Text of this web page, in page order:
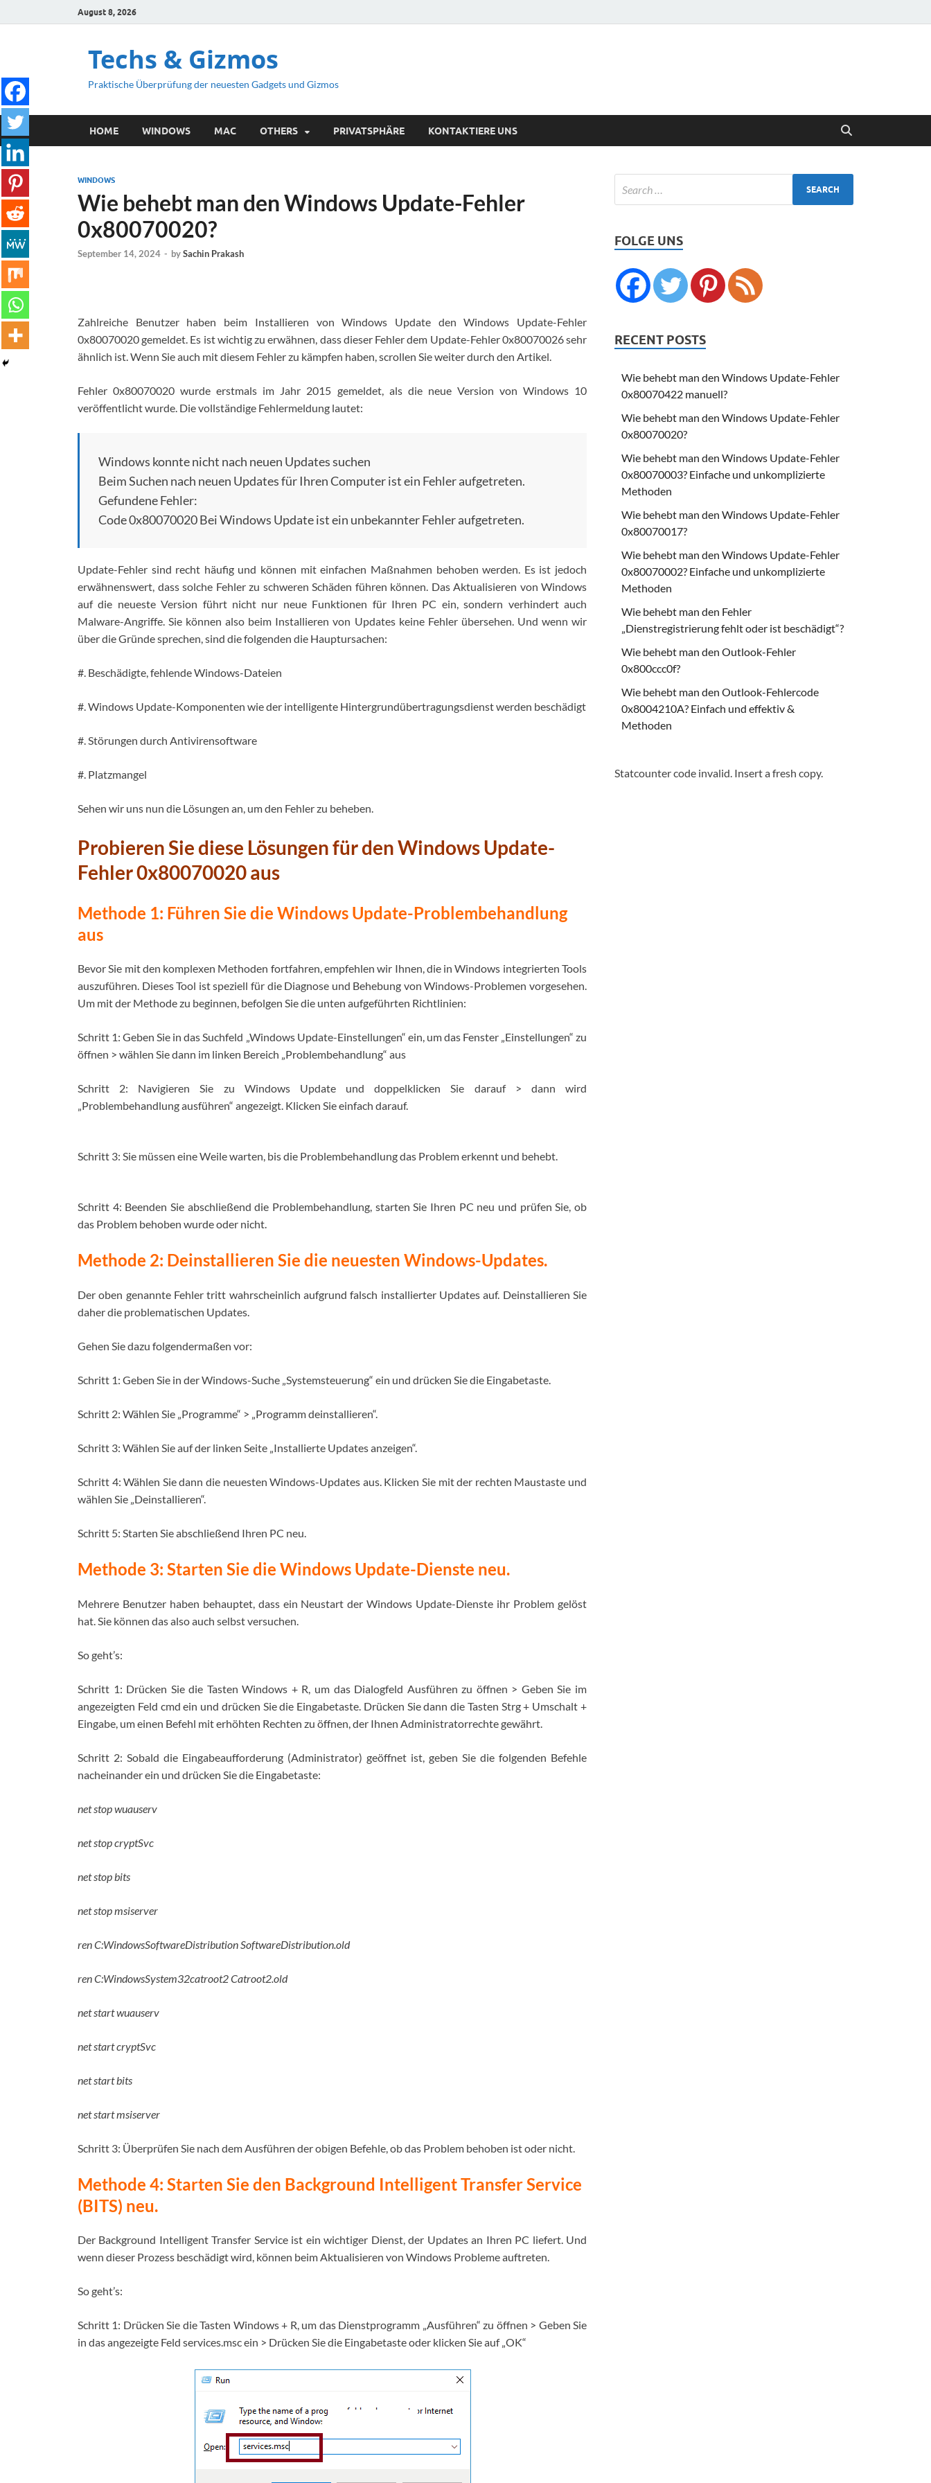
August 8, 2026
Techs & Gizmos
Praktische Überprüfung der neuesten Gadgets und Gizmos
HOME WINDOWS MAC OTHERS PRIVATSPHÄRE KONTAKTIERE UNS
WINDOWS
Wie behebt man den Windows Update-Fehler
0x80070020?
September 14, 2024 - bySachin Prakash
Zahlreiche Benutzer haben beim Installieren von Windows Update den Windows Update-Fehler
0x80070020 gemeldet. Es ist wichtig zu erwähnen, dass dieser Fehler dem Update-Fehler 0x80070026 sehr
ähnlich ist. Wenn Sie auch mit diesem Fehler zu kämpfen haben, scrollen Sie weiter durch den Artikel.
Fehler 0x80070020 wurde erstmals im Jahr 2015 gemeldet, als die neue Version von Windows 10
veröffentlicht wurde. Die vollständige Fehlermeldung lautet:
Windows konnte nicht nach neuen Updates suchen
Beim Suchen nach neuen Updates für Ihren Computer ist ein Fehler aufgetreten.
Gefundene Fehler:
Code 0x80070020 Bei Windows Update ist ein unbekannter Fehler aufgetreten.
Update-Fehler sind recht häufig und können mit einfachen Maßnahmen behoben werden. Es ist jedoch
erwähnenswert, dass solche Fehler zu schweren Schäden führen können. Das Aktualisieren von Windows
auf die neueste Version führt nicht nur neue Funktionen für Ihren PC ein, sondern verhindert auch
Malware-Angriffe. Sie können also beim Installieren von Updates keine Fehler übersehen. Und wenn wir
über die Gründe sprechen, sind die folgenden die Hauptursachen:
#. Beschädigte, fehlende Windows-Dateien
#. Windows Update-Komponenten wie der intelligente Hintergrundübertragungsdienst werden beschädigt
#. Störungen durch Antivirensoftware
#. Platzmangel
Sehen wir uns nun die Lösungen an, um den Fehler zu beheben.
Probieren Sie diese Lösungen für den Windows Update-
Fehler 0x80070020 aus
Methode 1: Führen Sie die Windows Update-Problembehandlung
aus
Bevor Sie mit den komplexen Methoden fortfahren, empfehlen wir Ihnen, die in Windows integrierten Tools
auszuführen. Dieses Tool ist speziell für die Diagnose und Behebung von Windows-Problemen vorgesehen.
Um mit der Methode zu beginnen, befolgen Sie die unten aufgeführten Richtlinien:
Schritt 1: Geben Sie in das Suchfeld „Windows Update-Einstellungen“ ein, um das Fenster „Einstellungen“ zu
öffnen > wählen Sie dann im linken Bereich „Problembehandlung“ aus
Schritt 2: Navigieren Sie zu Windows Update und doppelklicken Sie darauf > dann wird
„Problembehandlung ausführen“ angezeigt. Klicken Sie einfach darauf.
Schritt 3: Sie müssen eine Weile warten, bis die Problembehandlung das Problem erkennt und behebt.
Schritt 4: Beenden Sie abschließend die Problembehandlung, starten Sie Ihren PC neu und prüfen Sie, ob
das Problem behoben wurde oder nicht.
Methode 2: Deinstallieren Sie die neuesten Windows-Updates.
Der oben genannte Fehler tritt wahrscheinlich aufgrund falsch installierter Updates auf. Deinstallieren Sie
daher die problematischen Updates.
Gehen Sie dazu folgendermaßen vor:
Schritt 1: Geben Sie in der Windows-Suche „Systemsteuerung“ ein und drücken Sie die Eingabetaste.
Schritt 2: Wählen Sie „Programme“ > „Programm deinstallieren“.
Schritt 3: Wählen Sie auf der linken Seite „Installierte Updates anzeigen“.
Schritt 4: Wählen Sie dann die neuesten Windows-Updates aus. Klicken Sie mit der rechten Maustaste und
wählen Sie „Deinstallieren“.
Schritt 5: Starten Sie abschließend Ihren PC neu.
Methode 3: Starten Sie die Windows Update-Dienste neu.
Mehrere Benutzer haben behauptet, dass ein Neustart der Windows Update-Dienste ihr Problem gelöst
hat. Sie können das also auch selbst versuchen.
So geht’s:
Schritt 1: Drücken Sie die Tasten Windows + R, um das Dialogfeld Ausführen zu öffnen > Geben Sie im
angezeigten Feld cmd ein und drücken Sie die Eingabetaste. Drücken Sie dann die Tasten Strg + Umschalt +
Eingabe, um einen Befehl mit erhöhten Rechten zu öffnen, der Ihnen Administratorrechte gewährt.
Schritt 2: Sobald die Eingabeaufforderung (Administrator) geöffnet ist, geben Sie die folgenden Befehle
nacheinander ein und drücken Sie die Eingabetaste:
net stop wuauserv
net stop cryptSvc
net stop bits
net stop msiserver
ren C:WindowsSoftwareDistribution SoftwareDistribution.old
ren C:WindowsSystem32catroot2 Catroot2.old
net start wuauserv
net start cryptSvc
net start bits
net start msiserver
Schritt 3: Überprüfen Sie nach dem Ausführen der obigen Befehle, ob das Problem behoben ist oder nicht.
Methode 4: Starten Sie den Background Intelligent Transfer Service
(BITS) neu.
Der Background Intelligent Transfer Service ist ein wichtiger Dienst, der Updates an Ihren PC liefert. Und
wenn dieser Prozess beschädigt wird, können beim Aktualisieren von Windows Probleme auftreten.
So geht’s:
Schritt 1: Drücken Sie die Tasten Windows + R, um das Dienstprogramm „Ausführen“ zu öffnen > Geben Sie
in das angezeigte Feld services.msc ein > Drücken Sie die Eingabetaste oder klicken Sie auf „OK“
FOLGE UNS
RECENT POSTS
Wie behebt man den Windows Update-Fehler
0x80070422 manuell?
Wie behebt man den Windows Update-Fehler
0x80070020?
Wie behebt man den Windows Update-Fehler
0x80070003? Einfache und unkomplizierte
Methoden
Wie behebt man den Windows Update-Fehler
0x80070017?
Wie behebt man den Windows Update-Fehler
0x80070002? Einfache und unkomplizierte
Methoden
Wie behebt man den Fehler
„Dienstregistrierung fehlt oder ist beschädigt“?
Wie behebt man den Outlook-Fehler
0x800ccc0f?
Wie behebt man den Outlook-Fehlercode
0x8004210A? Einfach und effektiv &
Methoden
Statcounter code invalid. Insert a fresh copy.
Accept Terms
Techs & Gizmos verwendet die Informationen,
Ihnen in Kontakt zu treten und Updates und